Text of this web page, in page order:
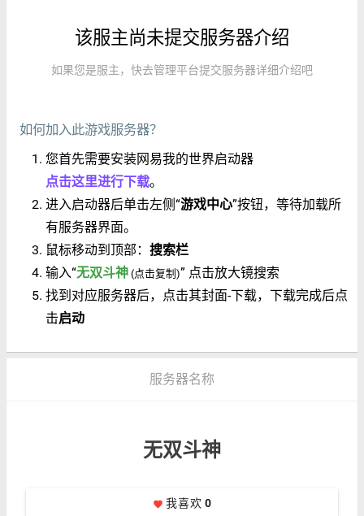
该服主尚未提交服务器介绍
如果您是服主，快去管理平台提交服务器详细介绍吧
如何加入此游戏服务器？
您首先需要安装网易我的世界启动器
点击这里进行下载。
进入启动器后单击左侧“游戏中心”按钮，等待加载所
有服务器界面。
鼠标移动到顶部： 搜索栏
输入“无双斗神 (点击复制)” 点击放大镜搜索
找到对应服务器后，点击其封面-下载，下载完成后点
击启动
服务器名称
无双斗神
favorite 我喜欢 0